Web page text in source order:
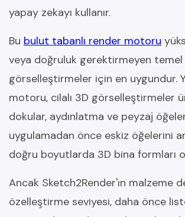
yapay zekayı kullanır.
Bu bulut tabanlı render motoru
veya doğruluk gerektirmeyen temel
görselleştirmeler için en uygundur.
motoru, cilalı 3D görselleştirmeler
dokular, aydınlatma ve peyzaj
uygulamadan önce eskiz öğelerini
doğru boyutlarda 3D bina formları
Ancak Sketch2Render'ın malzeme
özelleştirme seviyesi, daha önce